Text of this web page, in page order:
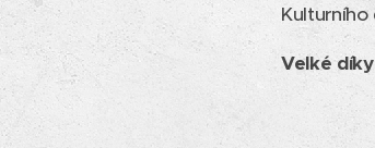
Kulturního
Velké